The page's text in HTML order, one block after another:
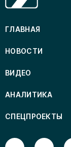
ГЛАВНАЯ
НОВОСТИ
ВИДЕО
АНАЛИТИКА
СПЕЦПРОЕКТЫ